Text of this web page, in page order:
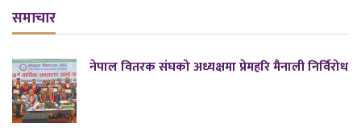
समाचार
नेपाल वितरक संघको अध्यक्षमा प्रेमहरि मैनाली निर्विरोध